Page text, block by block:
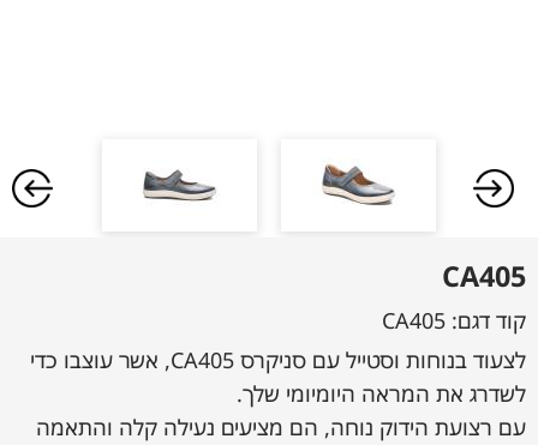
CA405
קוד דגם: CA405
לצעוד בנוחות וסטייל עם סניקרס CA405, אשר עוצבו כדי
לשדרג את המראה היומיומי שלך.
עם רצועת הידוק נוחה, הם מציעים נעילה קלה והתאמה